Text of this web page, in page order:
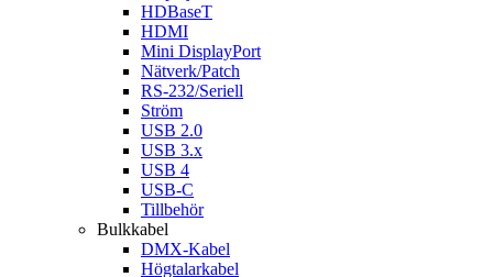
HDBaseT
HDMI
Mini DisplayPort
Nätverk/Patch
RS-232/Seriell
Ström
USB 2.0
USB 3.x
USB 4
USB-C
Tillbehör
Bulkkabel
DMX-Kabel
Högtalarkabel